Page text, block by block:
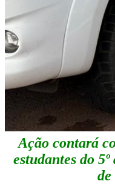
Ação contará
estudantes do